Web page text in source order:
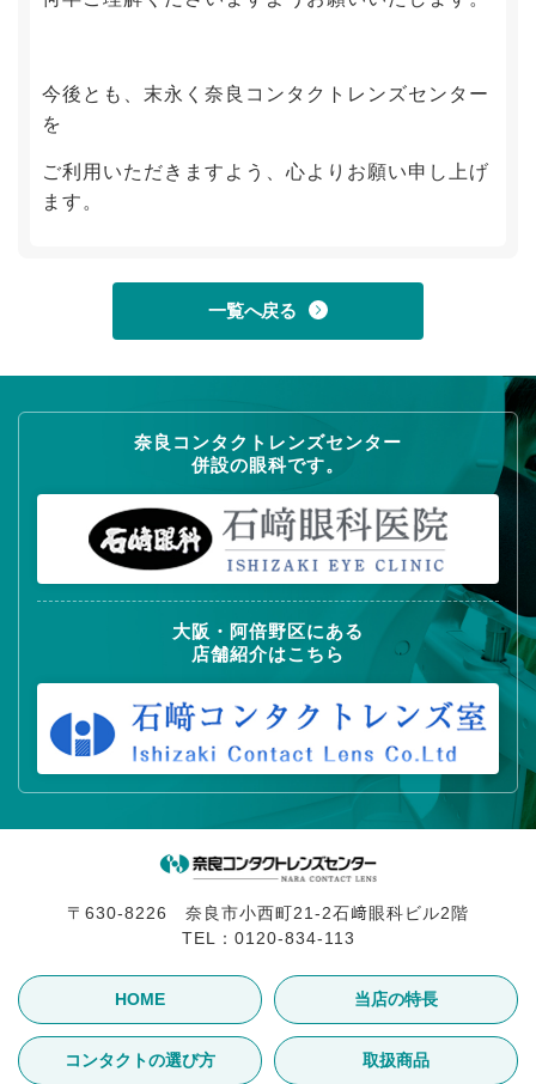
今後とも、末永く奈良コンタクトレンズセンター
を
ご利用いただきますよう、心よりお願い申し上げ
ます。
一覧へ戻る
奈良コンタクトレンズセンター
併設の眼科です。
大阪・阿倍野区にある
店舗紹介はこちら
〒630-8226 奈良市小西町21-2石﨑眼科ビル2階
TEL： 0120-834-113
HOME 当店の特長
コンタクトの選び方 取扱商品